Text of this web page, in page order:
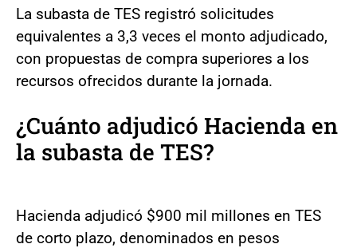
La subasta de TES registró solicitudes
equivalentes a 3,3 veces el monto adjudicado,
con propuestas de compra superiores a los
recursos ofrecidos durante la jornada.
¿Cuánto adjudicó Hacienda en
la subasta de TES?
Hacienda adjudicó $900 mil millones en TES
de corto plazo, denominados en pesos